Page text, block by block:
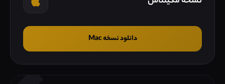
دانلود نسخه Mac